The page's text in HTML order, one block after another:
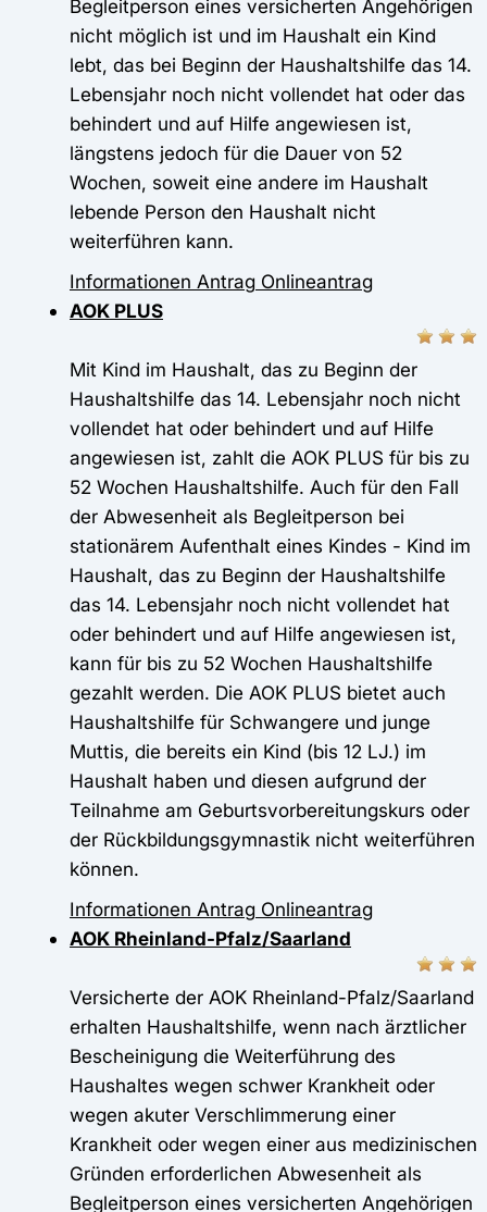
Begleitperson eines versicherten Angehörigen
nicht möglich ist und im Haushalt ein Kind
lebt, das bei Beginn der Haushaltshilfe das 14.
Lebensjahr noch nicht vollendet hat oder das
behindert und auf Hilfe angewiesen ist,
längstens jedoch für die Dauer von 52
Wochen, soweit eine andere im Haushalt
lebende Person den Haushalt nicht
weiterführen kann.
Informationen Antrag Onlineantrag
AOK PLUS
Mit Kind im Haushalt, das zu Beginn der
Haushaltshilfe das 14. Lebensjahr noch nicht
vollendet hat oder behindert und auf Hilfe
angewiesen ist, zahlt die AOK PLUS für bis zu
52 Wochen Haushaltshilfe. Auch für den Fall
der Abwesenheit als Begleitperson bei
stationärem Aufenthalt eines Kindes - Kind im
Haushalt, das zu Beginn der Haushaltshilfe
das 14. Lebensjahr noch nicht vollendet hat
oder behindert und auf Hilfe angewiesen ist,
kann für bis zu 52 Wochen Haushaltshilfe
gezahlt werden. Die AOK PLUS bietet auch
Haushaltshilfe für Schwangere und junge
Muttis, die bereits ein Kind (bis 12 LJ.) im
Haushalt haben und diesen aufgrund der
Teilnahme am Geburtsvorbereitungskurs oder
der Rückbildungsgymnastik nicht weiterführen
können.
Informationen Antrag Onlineantrag
AOK Rheinland-Pfalz/Saarland
Versicherte der AOK Rheinland-Pfalz/Saarland
erhalten Haushaltshilfe, wenn nach ärztlicher
Bescheinigung die Weiterführung des
Haushaltes wegen schwer Krankheit oder
wegen akuter Verschlimmerung einer
Krankheit oder wegen einer aus medizinischen
Gründen erforderlichen Abwesenheit als
Begleitperson eines versicherten Angehörigen